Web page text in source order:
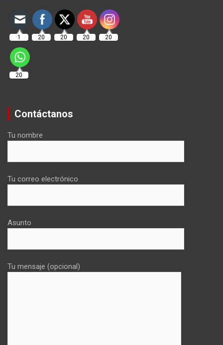
1 20 20 20 20
20
Contáctanos
Tu nombre
Tu correo electrónico
Asunto
Tu mensaje (opcional)